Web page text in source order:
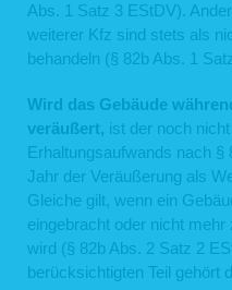
Abs. 1 Satz 3 EStDV).
weiterer Kfz sind stets als
behandeln (§ 82b Abs. 1
Wird das Gebäude
veräußert, ist der noch
Erhaltungsaufwands nach §
Jahr der Veräußerung als
Gleiche gilt, wenn ein
eingebracht oder nicht
wird (§ 82b Abs. 2 Satz 2
berücksichtigten Teil gehört
die Verarbeitungszwecke;
die Kategorien Ihrer
die Empfänger bzw. die
wir Ihre
(sofern möglich) die
Daten speichern oder,
das Bestehen eines
betreffenden
Einschränkung der
Widerspruchsrechts gegen
das Bestehen eines
alle verfügbaren
das Bestehen einer